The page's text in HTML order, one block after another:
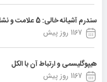
سندرم آشیانه خالی: 5 علامت و نشانه آن
1167 روز پیش
هیپوگلیسمی و ارتباط آن با الکل
1167 روز پیش